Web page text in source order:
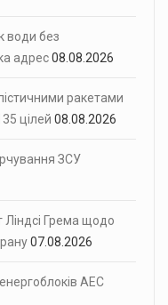
води без
адрес08.08.2026
ракетами
цілей 08.08.2026
ЗСУ
Грема щодо
07.08.2026
АЕС